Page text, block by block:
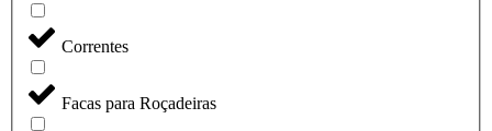
Correntes
Facas para Roçadeiras